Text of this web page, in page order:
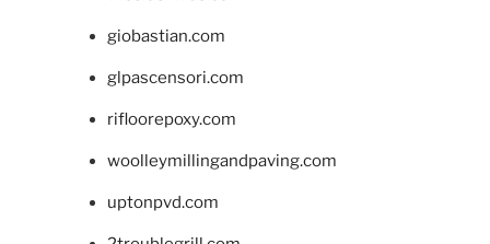
giobastian.com
glpascensori.com
rifloorepoxy.com
woolleymillingandpaving.com
uptonpvd.com